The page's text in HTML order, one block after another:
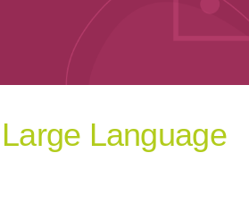
Language